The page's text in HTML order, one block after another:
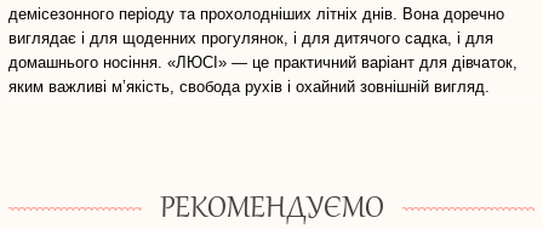
демісезонного періоду та прохолодніших літніх днів. Вона доречно
виглядає і для щоденних прогулянок, і для дитячого садка, і для
домашнього носіння. «ЛЮСІ» — це практичний варіант для дівчаток,
яким важливі м’якість, свобода рухів і охайний зовнішній вигляд.
РЕКОМЕНДУЄМО